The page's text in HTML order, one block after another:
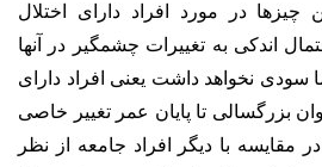
چیزها در مورد افراد دارای اختلال
اندکی به تغییرات چشمگیر در آنها
سودی نخواهد داشت یعنی افراد دارای
بزرگسالی تا پایان عمر تغییر خاصی
در مقایسه با دیگر افراد جامعه از نظر